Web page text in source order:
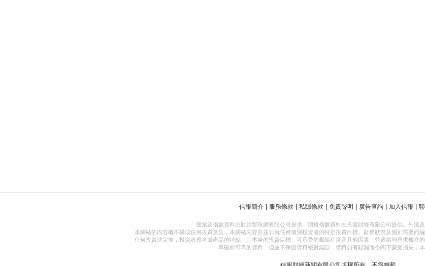
信報簡介 服務條款 私隱條款 免責聲明 廣告查詢 加入信報
股票及指數資料由財經智珠網有限公司提供。期貨指數資料由天滙財經有限公司提供。外滙
本網站的內容概不構成任何投資意見，本網站內容亦並非就任何個別投資者的特定投資目標、財務狀況及個別需要而
任何投資決定前，投資者應考慮產品的特點、其本身的投資目標、可承受的風險程度及其他因素，並適當地尋求獨立
準確而可靠的資料，但並不保證資料絕對無誤，資料如有錯漏而令閣下蒙受損失，本